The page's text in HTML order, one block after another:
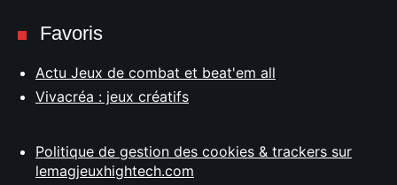
Favoris
Actu Jeux de combat et beat'em all
Vivacréa : jeux créatifs
Politique de gestion des cookies & trackers sur
lemagjeuxhightech.com